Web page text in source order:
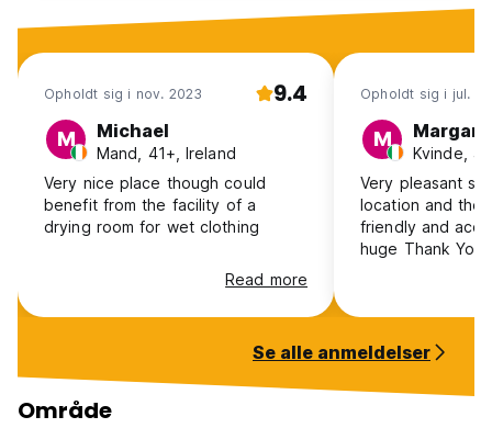
Opholdt sig i nov. 2023 9.4
M Michael
Mand, 41+, Ireland
Very nice place though could
benefit from the facility of a
drying room for wet clothing
Read more
Opholdt sig i jul.
M
Kvinde,
Very pleasant
location and the
friendly and
huge Thank You
Bog Obstacle
will definitely
Se alle anmeldelser
Område